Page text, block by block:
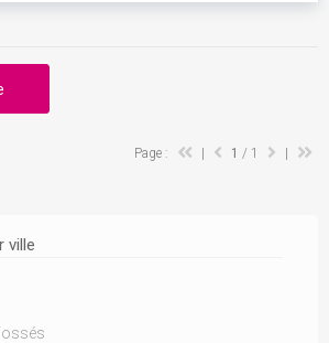
ville
Page : 1 / 1